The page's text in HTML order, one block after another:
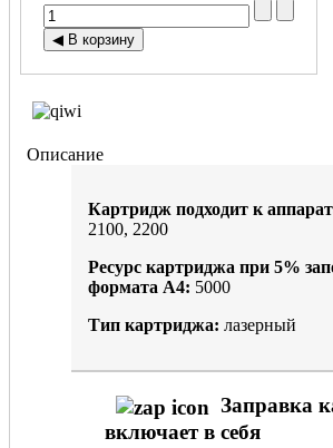
Описание
Картридж подходит к
2100, 2200
Ресурс картриджа при 5%
формата А4: 5000
Тип картриджа: лазерный
Заправка
включает в себя